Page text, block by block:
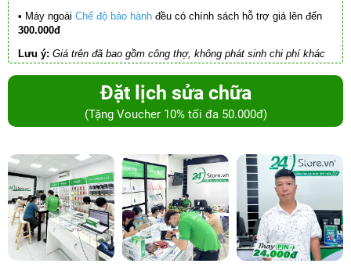
• Máy ngoài Chế độ bảo hành đều có chính sách hỗ trợ giá lên đến
300.000đ
Lưu ý: Giá trên đã bao gồm công thợ, không phát sinh chi phí khác
Đặt lịch sửa chữa
(Tặng Voucher 10% tối đa 50.000đ)